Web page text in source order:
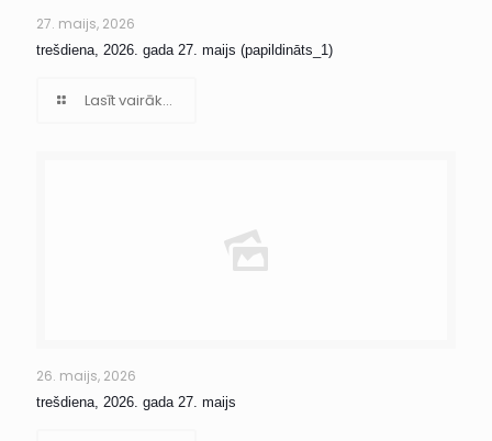
27. maijs, 2026
trešdiena, 2026. gada 27. maijs (papildināts_1)
Lasīt vairāk...
26. maijs, 2026
trešdiena, 2026. gada 27. maijs